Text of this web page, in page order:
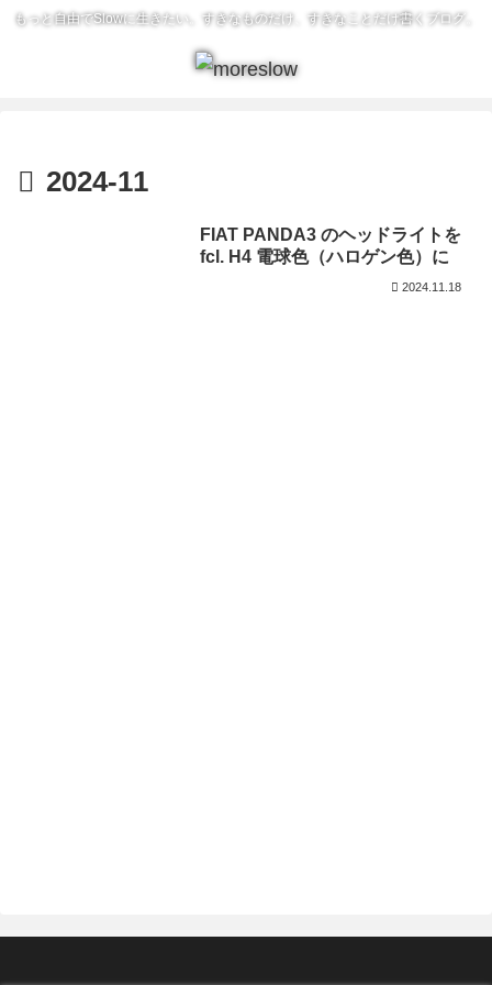
もっと自由でSlowに生きたい。すきなものだけ、すきなことだけ書くブログ。
2024-11
FIAT PANDA3 のヘッドライトを
fcl. H4 電球色（ハロゲン色）に
2024.11.18